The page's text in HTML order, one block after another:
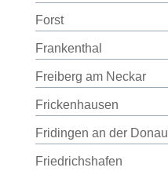
Forst
Frankenthal
Freiberg am Neckar
Frickenhausen
Fridingen an der Donau
Friedrichshafen